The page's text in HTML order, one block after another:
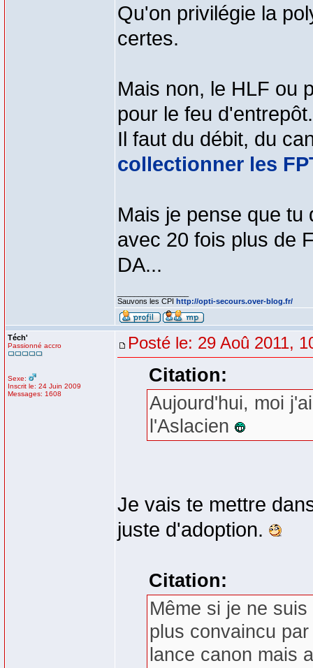
Qu'on privilégie la
certes.
Mais non, le HLF ou
pour le feu d'entrepôt.
Il faut du débit, du
collectionner les
Mais je pense que
avec 20 fois plus de
DA...
Sauvons les CPI http://opti-secours.over-blog.fr/
Téch'
Passionné accro
Sexe:
Inscrit le: 24 Juin 2009
Messages: 1608
Posté le: 29 Aoû 2011,
Citation:
Aujourd'hui, moi
l'Aslacien
Je vais te mettre
juste d'adoption.
Citation:
Même si je ne
plus convaincu
lance canon mais